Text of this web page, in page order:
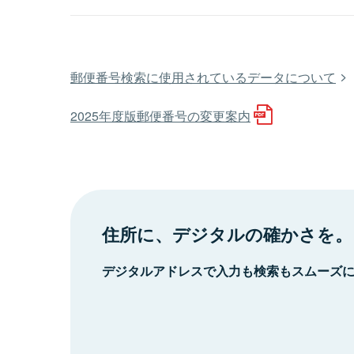
郵便番号検索に使用されているデータについて
2025年度版郵便番号の変更案内
住所に、デジタルの確かさを。
デジタルアドレスで入力も検索もスムーズ